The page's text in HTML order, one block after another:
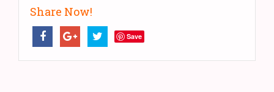
Share Now!
Save